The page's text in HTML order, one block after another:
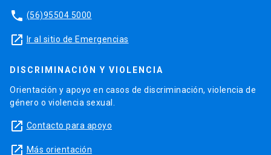
phone (56)95504 5000
launch Ir al sitio de Emergencias
DISCRIMINACIÓN Y VIOLENCIA
Orientación y apoyo en casos de discriminación, violencia de
género o violencia sexual.
launch Contacto para apoyo
launch Más orientación